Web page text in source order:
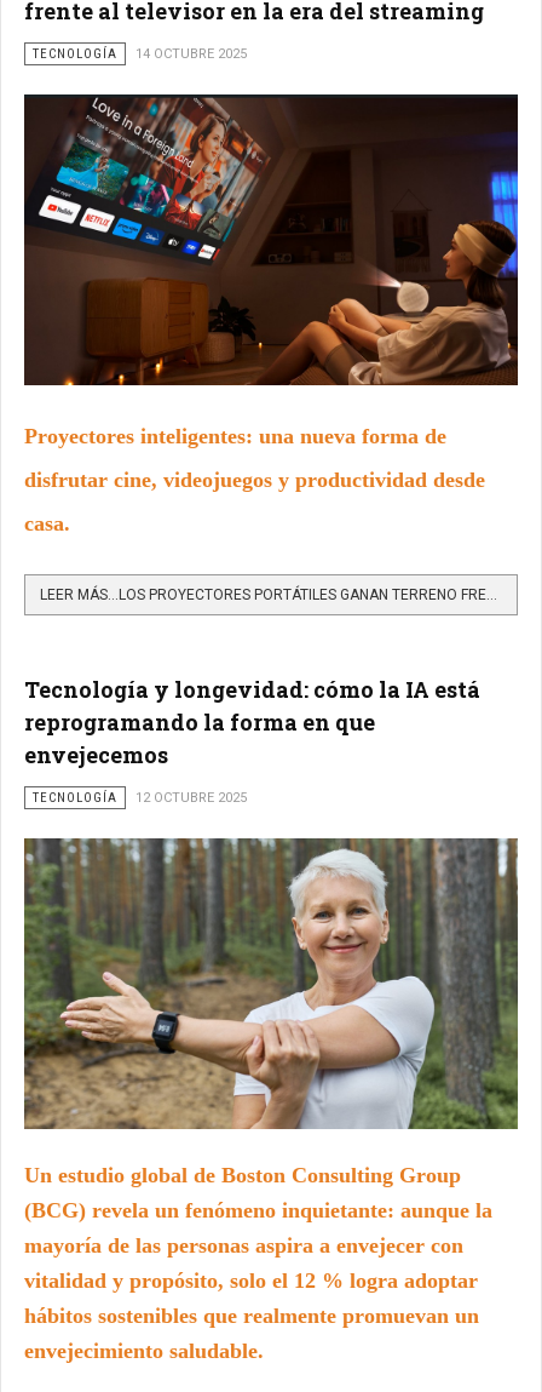
frente al televisor en la era del streaming
TECNOLOGÍA 14 OCTUBRE 2025
Proyectores inteligentes: una nueva forma de
disfrutar cine, videojuegos y productividad desde
casa.
LEER MÁS…LOS PROYECTORES PORTÁTILES GANAN TERRENO FRENTE AL TELEVISOR EN LA ERA DEL STREAMING
Tecnología y longevidad: cómo la IA está
reprogramando la forma en que
envejecemos
TECNOLOGÍA 12 OCTUBRE 2025
Un estudio global de Boston Consulting Group
(BCG) revela un fenómeno inquietante: aunque la
mayoría de las personas aspira a envejecer con
vitalidad y propósito, solo el 12 % logra adoptar
hábitos sostenibles que realmente promuevan un
envejecimiento saludable.